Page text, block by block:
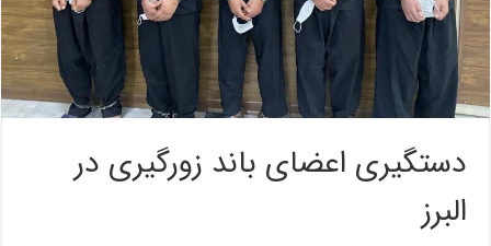
دستگیری اعضای باند زورگیری در
البرز